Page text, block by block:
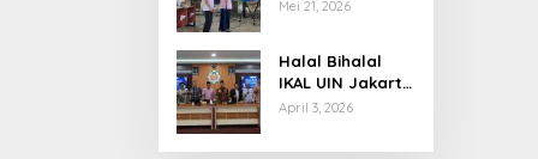
Keterbatasan
Mei 21, 2026
Halal Bihalal
IKAL UIN Jakarta
NTB, Alumni UIN
April 3, 2026